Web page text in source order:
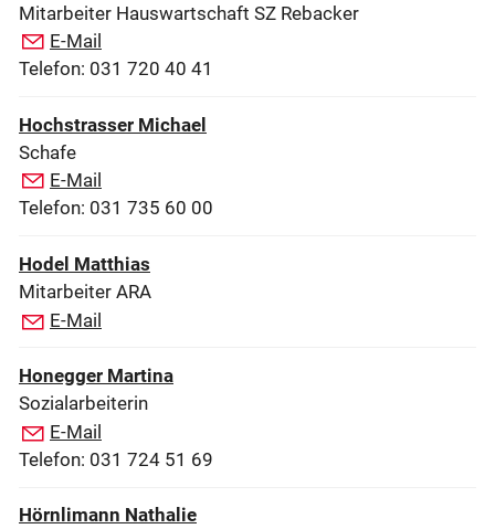
Mitarbeiter Hauswartschaft SZ Rebacker
E-Mail
Telefon: 031 720 40 41
Hochstrasser Michael
Schafe
E-Mail
Telefon: 031 735 60 00
Hodel Matthias
Mitarbeiter ARA
E-Mail
Honegger Martina
Sozialarbeiterin
E-Mail
Telefon: 031 724 51 69
Hörnlimann Nathalie